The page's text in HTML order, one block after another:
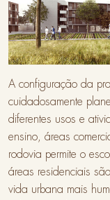
A configuração da
cuidadosamente
diferentes usos e
ensino, áreas
rodovia permite o
áreas residenciais
vida urbana mais